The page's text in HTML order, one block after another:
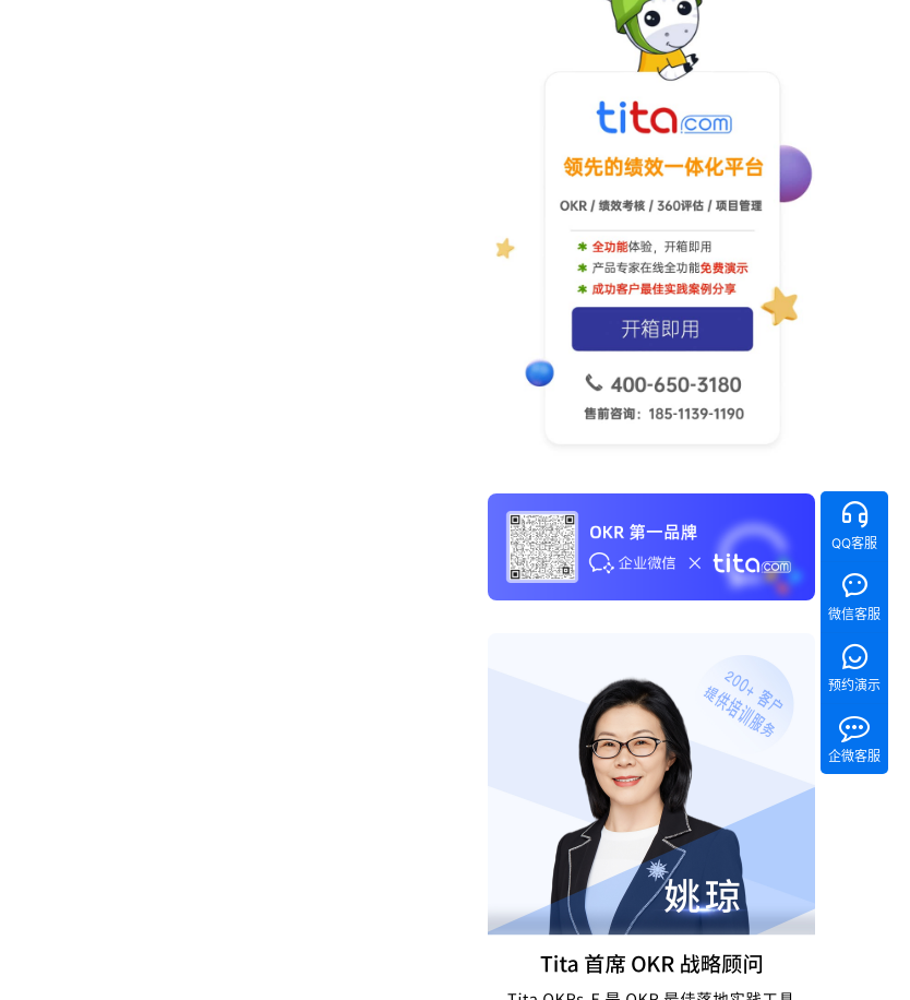
QQ客服
微信客服
预约演示
企微客服